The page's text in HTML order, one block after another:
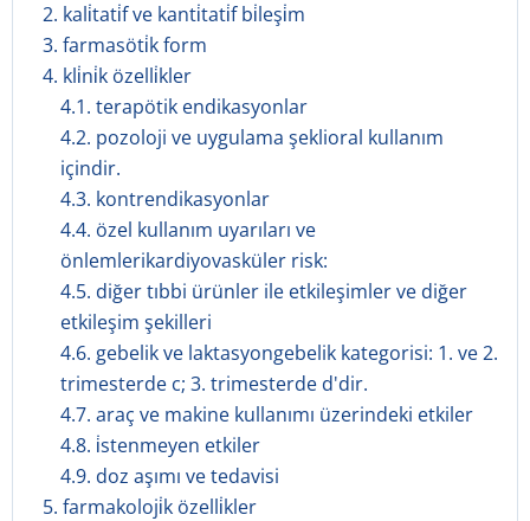
2. kali̇tati̇f ve kanti̇tati̇f bi̇leşi̇m
3. farmasöti̇k form
4. kli̇ni̇k özelli̇kler
4.1. terapötik endikasyonlar
4.2. pozoloji ve uygulama şeklioral kullanım
içindir.
4.3. kontrendikasyonlar
4.4. özel kullanım uyarıları ve
önlemlerikardiyovasküler risk:
4.5. diğer tıbbi ürünler ile etkileşimler ve diğer
etkileşim şekilleri
4.6. gebelik ve laktasyongebelik kategorisi: 1. ve 2.
trimesterde c; 3. trimesterde d'dir.
4.7. araç ve makine kullanımı üzerindeki etkiler
4.8. i̇stenmeyen etkiler
4.9. doz aşımı ve tedavisi
5. farmakoloji̇k özelli̇kler